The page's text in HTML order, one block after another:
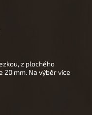
z plochého
mm. Na výběr více